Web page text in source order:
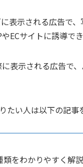
表示される広告で
ECサイトに誘導で
表示される広告で
い人は以下の記事
をわかりやすく解